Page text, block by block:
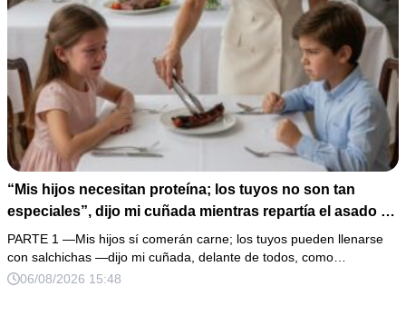
“Mis hijos necesitan proteína; los tuyos no son tan
especiales”, dijo mi cuñada mientras repartía el asado y
hacía llorar a mi hija. Mi esposo me pidió que no armara
un escándalo, así que guardé silencio, terminé un pastel
de boda de 8,000 pesos y coloqué sobre la mesa un
PARTE 1 —Mis hijos sí comerán carne; los tuyos pueden llenarse
con salchichas —dijo mi cuñada, delante de todos, como…
06/08/2026 15:48